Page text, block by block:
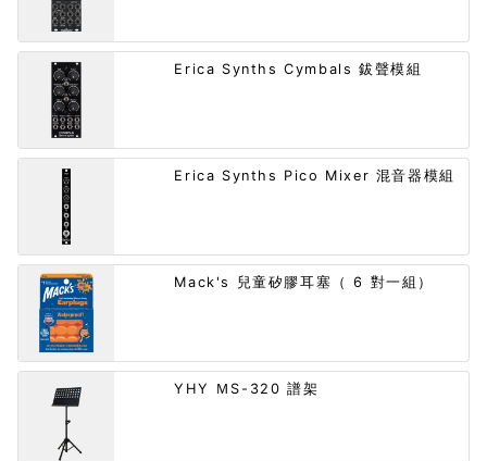
Erica Synths Cymbals 鈸聲模組
Erica Synths Pico Mixer 混音器模組
Mack's 兒童矽膠耳塞（ 6 對一組）
YHY ＭS-320 譜架